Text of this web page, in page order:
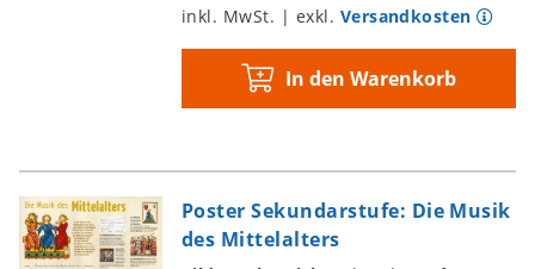
inkl. MwSt. | exkl. Versandkosten
In den Warenkorb
Poster Sekundarstufe: Die Musik
des Mittelalters